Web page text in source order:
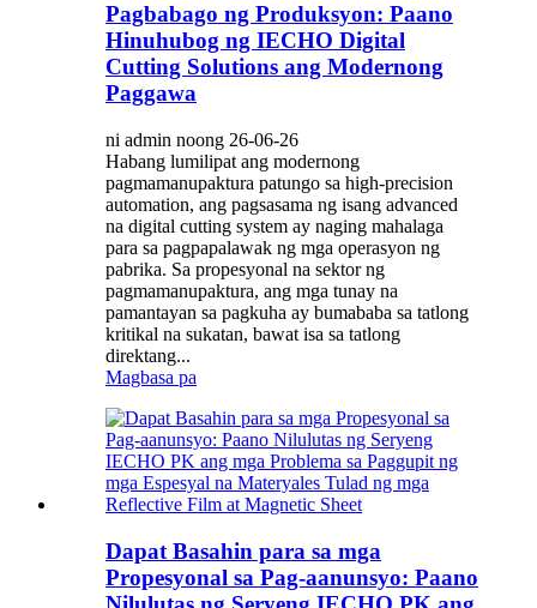
Pagbabago ng Produksyon: Paano
Hinuhubog ng IECHO Digital
Cutting Solutions ang Modernong
Paggawa
ni admin noong 26-06-26
Habang lumilipat ang modernong
pagmamanupaktura patungo sa high-precision
automation, ang pagsasama ng isang advanced
na digital cutting system ay naging mahalaga
para sa pagpapalawak ng mga operasyon ng
pabrika. Sa propesyonal na sektor ng
pagmamanupaktura, ang mga tunay na
pamantayan sa pagkuha ay bumababa sa tatlong
kritikal na sukatan, bawat isa sa tatlong
direktang...
Magbasa pa
Dapat Basahin para sa mga
Propesyonal sa Pag-aanunsyo: Paano